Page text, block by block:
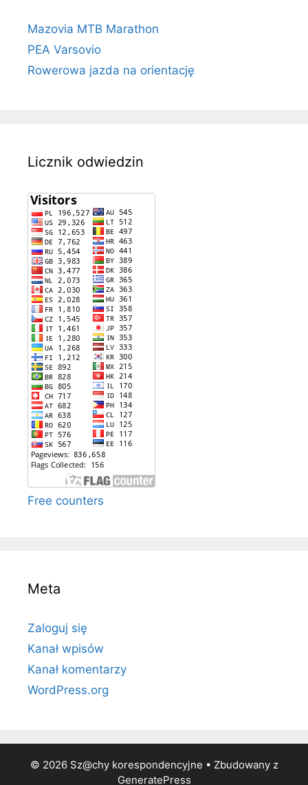
Mazovia MTB Marathon
PEA Varsovio
Rowerowa jazda na orientację
Licznik odwiedzin
Free counters
Meta
Zaloguj się
Kanał wpisów
Kanał komentarzy
WordPress.org
© 2026 Sz@chy korespondencyjne • Zbudowany z
GeneratePress